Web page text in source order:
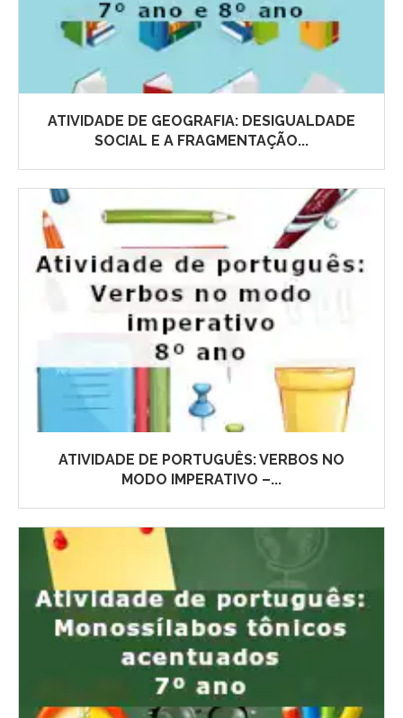
ATIVIDADE DE GEOGRAFIA: DESIGUALDADE
SOCIAL E A FRAGMENTAÇÃO...
ATIVIDADE DE PORTUGUÊS: VERBOS NO
MODO IMPERATIVO –...